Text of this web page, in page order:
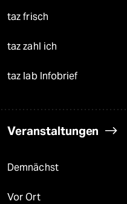
taz frisch
taz zahl ich
taz lab Infobrief
Veranstaltungen
Demnächst
Vor Ort